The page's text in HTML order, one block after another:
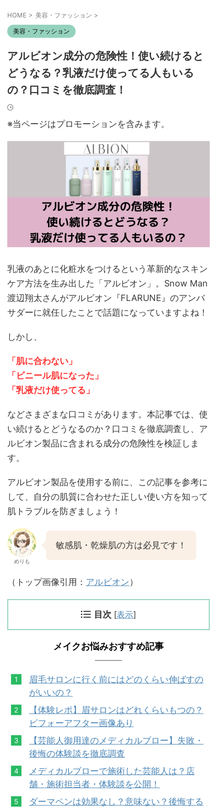
HOME > 美容・ファッション >
美容・ファッション
アルビオン成分の危険性！使い続けると
どうなる？乳液だけ使ってる人もいる
の？口コミを徹底調査！
※当ページはプロモーションを含みます。
乳液のあとに化粧水をつけるという革新的なスキン
ケア方法を生み出した「アルビオン」。Snow Man
渡辺翔太さんがアルビオン『FLARUNE』のアンバ
サダーに就任したことで話題になっていますよね！
しかし、
「肌に合わない」
「ビニール肌になった」
「乳液だけ使ってる」
などさまざまな口コミがあります。本記事では、使
い続けるとどうなるのか？口コミを徹底調査し、ア
ルビオン製品に含まれる成分の危険性を検証しま
す。
アルビオン製品を使用する前に、この記事を参考に
して、自分の肌質に合わせた正しい使い方を知って
肌トラブルを防ぎましょう！
めりも
敏感肌・乾燥肌の方は必見です！
（トップ画像引用： アルビオン）
目次 [表示]
メイクお悩みおすすめ記事
眉毛サロンに行く前にはどのくらい伸ばすの
がいいの？
【体験レポ】眉サロンはどれくらいもつの？
ビフォーアフター画像あり
【芸能人御用達のメディカルブロー】失敗・
後悔の体験談を徹底調査
メディカルブローで施術した芸能人は？店
舗・施術担当者・体験談を公開！
ダーマペンは効果なし？意味ない？後悔する